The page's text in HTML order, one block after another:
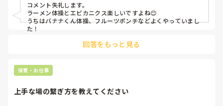
コメント失礼します。
ラーメン体操とエビカニクス楽しいですよね😊
うちはバナナくん体操、フルーツポンチなどよくやっていまし
た！
回答をもっと見る
保育・お仕事
上手な場の繋ぎ方を教えてください